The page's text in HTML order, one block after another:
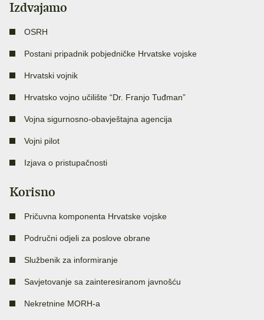
Izdvajamo
OSRH
Postani pripadnik pobjedničke Hrvatske vojske
Hrvatski vojnik
Hrvatsko vojno učilište “Dr. Franjo Tuđman”
Vojna sigurnosno-obavještajna agencija
Vojni pilot
Izjava o pristupačnosti
Korisno
Pričuvna komponenta Hrvatske vojske
Područni odjeli za poslove obrane
Službenik za informiranje
Savjetovanje sa zainteresiranom javnošću
Nekretnine MORH-a